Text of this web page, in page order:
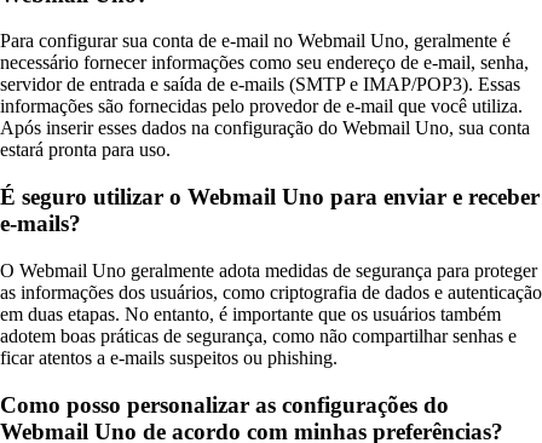
Para configurar sua conta de e-mail no Webmail Uno, geralmente é
necessário fornecer informações como seu endereço de e-mail, senha,
servidor de entrada e saída de e-mails (SMTP e IMAP/POP3). Essas
informações são fornecidas pelo provedor de e-mail que você utiliza.
Após inserir esses dados na configuração do Webmail Uno, sua conta
estará pronta para uso.
É seguro utilizar o Webmail Uno para enviar e receber
e-mails?
O Webmail Uno geralmente adota medidas de segurança para proteger
as informações dos usuários, como criptografia de dados e autenticação
em duas etapas. No entanto, é importante que os usuários também
adotem boas práticas de segurança, como não compartilhar senhas e
ficar atentos a e-mails suspeitos ou phishing.
Como posso personalizar as configurações do
Webmail Uno de acordo com minhas preferências?